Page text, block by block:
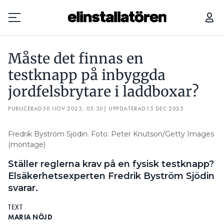
Prenumerera
Hantera prenumeration
Annonsera
Läs E-tidningen
Kontakt
Personuppgifter
Måste det finnas en
testknapp på inbyggda
jordfelsbrytare i laddboxar?
PUBLICERAD30 NOV 2023, 05:30 | UPPDATERAD 15 DEC 2025
Fredrik Byström Sjödin. Foto: Peter Knutson/Getty Images
(montage)
Ställer reglerna krav på en fysisk testknapp?
Elsäkerhetsexperten Fredrik Byström Sjödin
svarar.
TEXT
MARIA NÖJD